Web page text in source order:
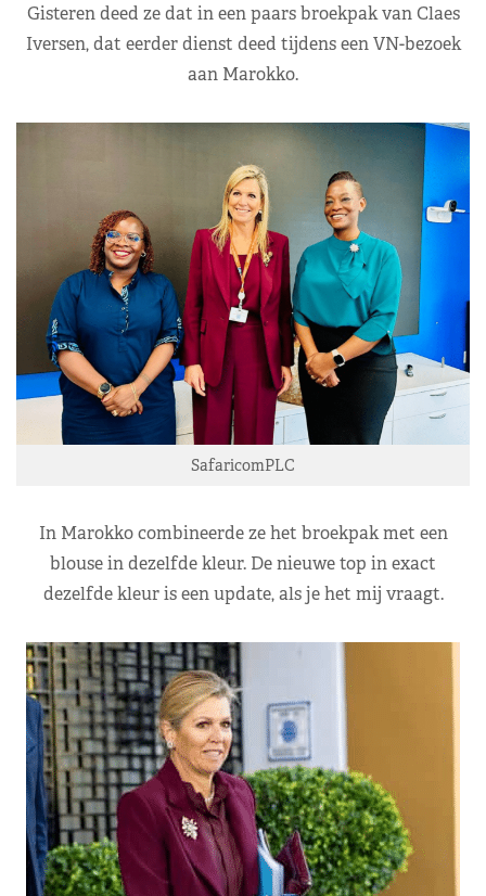
Gisteren deed ze dat in een paars broekpak van Claes
Iversen, dat eerder dienst deed tijdens een VN-bezoek
aan Marokko.
SafaricomPLC
In Marokko combineerde ze het broekpak met een
blouse in dezelfde kleur. De nieuwe top in exact
dezelfde kleur is een update, als je het mij vraagt.